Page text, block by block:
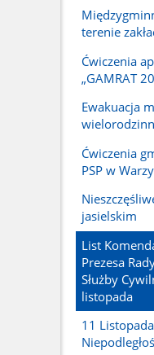
terenie
Ćwiczenia
„GAMRAT
Ewakuacja
Ćwiczenia
PSP w
jasielskim
List
Prezesa
Służby
listopada
11